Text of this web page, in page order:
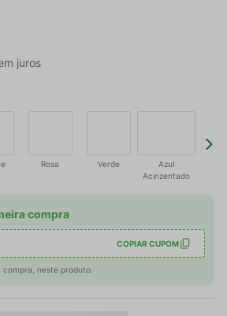
juros
Rosa Verde
Azul
Acinzentado
compra
COPIAR CUPOM
compra, neste produto.